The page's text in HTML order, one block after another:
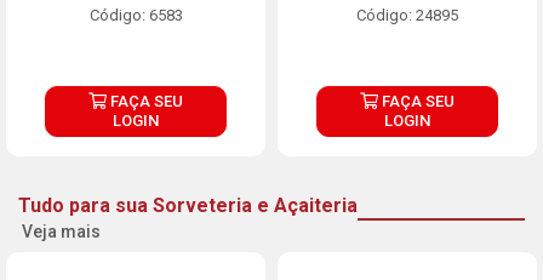
Código: 6583
FAÇA SEU
LOGIN
Código: 24895
FAÇA SEU
LOGIN
Tudo para sua Sorveteria e Açaiteria
Veja mais